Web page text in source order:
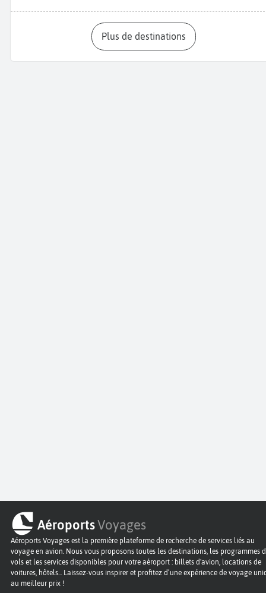
Plus de destinations
AéroportsVoyages
Aéroports Voyages est la première plateforme de recherche de services liés au
voyage en avion. Nous vous proposons toutes les destinations, les programmes
vols et les services disponibles pour votre aéroport : billets d'avion, locations de
voitures, hôtels... Laissez-vous inspirer et profitez d’une expérience de voyage
au meilleur prix !